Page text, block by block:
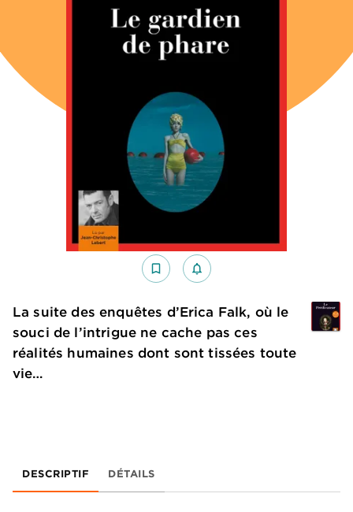
bookmark_border notifications_none_outlined
La suite des enquêtes d’Erica Falk, où le
souci de l’intrigue ne cache pas ces
réalités humaines dont sont tissées toute
vie…
DESCRIPTIF DÉTAILS